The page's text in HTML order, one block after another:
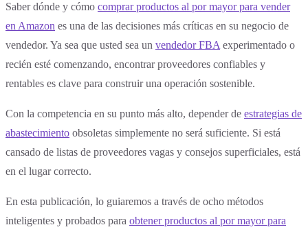
Saber dónde y cómo comprar productos al por mayor para vender
en Amazon es una de las decisiones más críticas en su negocio de
vendedor. Ya sea que usted sea un vendedor FBA experimentado o
recién esté comenzando, encontrar proveedores confiables y
rentables es clave para construir una operación sostenible.
Con la competencia en su punto más alto, depender de estrategias de
abastecimiento obsoletas simplemente no será suficiente. Si está
cansado de listas de proveedores vagas y consejos superficiales, está
en el lugar correcto.
En esta publicación, lo guiaremos a través de ocho métodos
inteligentes y probados para obtener productos al por mayor para